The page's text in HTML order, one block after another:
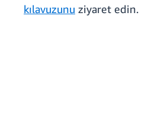
kılavuzunu ziyaret edin.